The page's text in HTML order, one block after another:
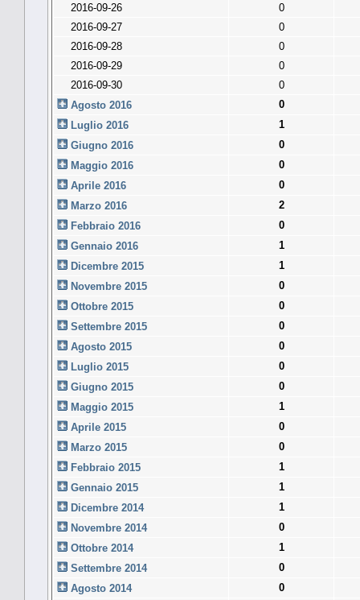
2016-09-26
0
2016-09-27
0
2016-09-28
0
2016-09-29
0
2016-09-30
0
Agosto 2016
0
Luglio 2016
1
Giugno 2016
0
Maggio 2016
0
Aprile 2016
0
Marzo 2016
2
Febbraio 2016
0
Gennaio 2016
1
Dicembre 2015
1
Novembre 2015
0
Ottobre 2015
0
Settembre 2015
0
Agosto 2015
0
Luglio 2015
0
Giugno 2015
0
Maggio 2015
1
Aprile 2015
0
Marzo 2015
0
Febbraio 2015
1
Gennaio 2015
1
Dicembre 2014
1
Novembre 2014
0
Ottobre 2014
1
Settembre 2014
0
Agosto 2014
0